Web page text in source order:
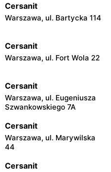
Cersanit
Warszawa, ul. Bartycka 114
Cersanit
Warszawa, ul. Fort Wola 22
Cersanit
Warszawa, ul. Eugeniusza
Szwankowskiego 7A
Cersanit
Warszawa, ul. Marywilska
44
Cersanit